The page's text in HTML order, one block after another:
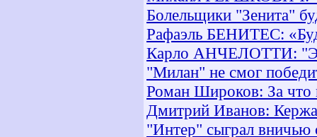
Болельщики "Зенита"
Рафаэль БЕНИТЕС:
Карло АНЧЕЛОТТИ:
"Милан" не смог
Роман Широков: За что
Дмитрий Иванов:
"Интер" сыграл